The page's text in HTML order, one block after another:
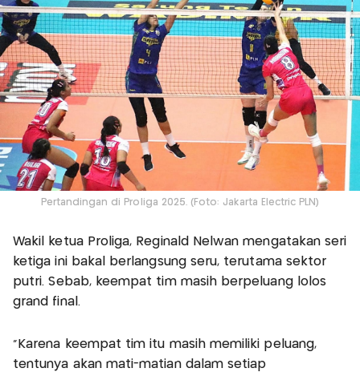
Pertandingan di Proliga 2025. (Foto: Jakarta Electric PLN)
Wakil ketua Proliga, Reginald Nelwan mengatakan seri
ketiga ini bakal berlangsung seru, terutama sektor
putri. Sebab, keempat tim masih berpeluang lolos
grand final.
"Karena keempat tim itu masih memiliki peluang,
tentunya akan mati-matian dalam setiap